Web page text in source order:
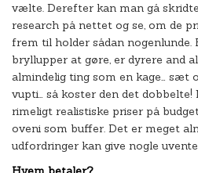
vælte. Derefter kan man gå
research på nettet og se, om de
frem til holder sådan nogenlunde.
bryllupper at gøre, er dyrere and
almindelig ting som en kage… sæt
vupti… så koster den det
rimeligt realistiske priser på
oveni som buffer. Det er meget
udfordringer kan give nogle